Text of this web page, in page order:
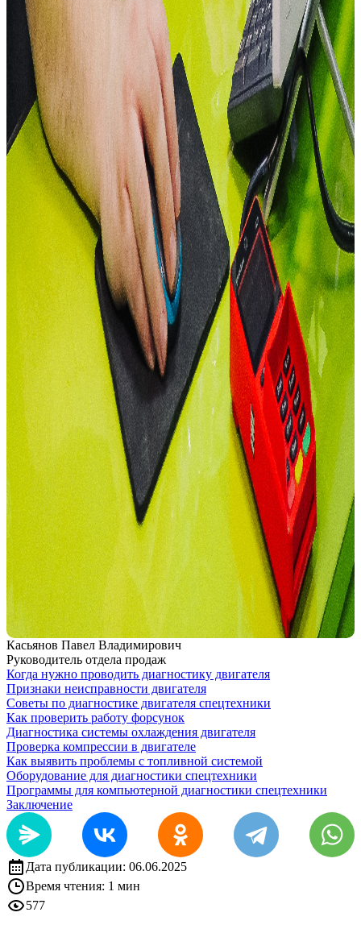
Касьянов Павел Владимирович
Руководитель отдела продаж
Когда нужно проводить диагностику двигателя
Признаки неисправности двигателя
Советы по диагностике двигателя спецтехники
Как проверить работу форсунок
Диагностика системы охлаждения двигателя
Проверка компрессии в двигателе
Как выявить проблемы с топливной системой
Оборудование для диагностики спецтехники
Программы для компьютерной диагностики спецтехники
Заключение
Дата публикации: 06.06.2025
Время чтения: 1 мин
577